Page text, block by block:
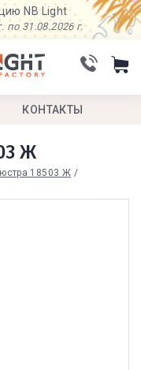
NB Light
по 31.08.2026 г.
КОНТАКТЫ
Ж
18503 Ж